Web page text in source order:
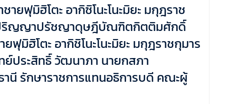
ยฟุมิฮิโตะ อากิซิโนะโนะมิยะ มกุฎราช
ปริญญาปรัชญาดุษฎีบัณฑิตกิตติมศักดิ์
ฟุมิฮิโตะ อากิชิโนะโนะมิยะ มกุฎราชกุมาร
ประสิทธิ์ วัฒนาภา นายกสภา
นี รักษาราชการแทนอธิการบดี คณะผู้